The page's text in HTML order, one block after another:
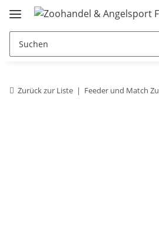
Zurück zur Liste Feeder und Match